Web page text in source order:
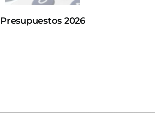
Presupuestos 2026